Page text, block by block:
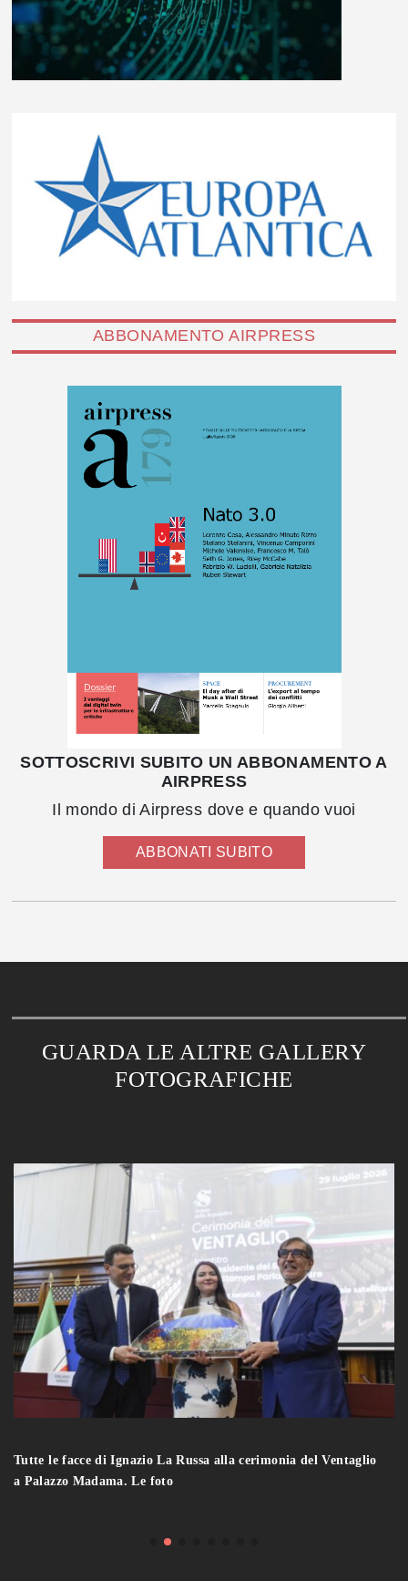
ABBONAMENTO AIRPRESS
SOTTOSCRIVI SUBITO UN ABBONAMENTO A
AIRPRESS
Il mondo di Airpress dove e quando vuoi
ABBONATI SUBITO
GUARDA LE ALTRE GALLERY
FOTOGRAFICHE
Tutte le facce di Ignazio La Russa alla cerimonia del Ventaglio
a Palazzo Madama. Le foto